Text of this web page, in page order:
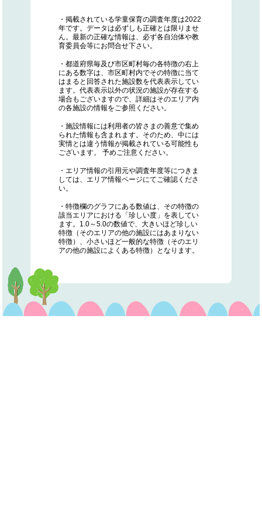
・掲載されている学童保育の調査年度は2022
年です。データは必ずしも正確とは限りませ
ん。最新の正確な情報は、必ず各自治体や教
育委員会等にお問合せ下さい。
・都道府県毎及び市区町村毎の各特徴の右上
にある数字は、市区町村内でその特徴に当て
はまると回答された施設数を代表表示してい
ます。代表表示以外の状況の施設が存在する
場合もございますので、詳細はそのエリア内
の各施設の情報をご参照ください。
・施設情報には利用者の皆さまの善意で集め
られた情報も含まれます。そのため、中には
実情とは違う情報が掲載されている可能性も
ございます。 予めご注意ください。
・エリア情報の引用元や調査年度等につきま
しては、エリア情報ページにてご確認くださ
い。
・特徴欄のグラフにある数値は、その特徴の
該当エリアにおける「珍しい度」を表してい
ます。1.0～5.0の数値で、大きいほど珍しい
特徴（そのエリアの他の施設にはあまりない
特徴）、小さいほど一般的な特徴（そのエリ
アの他の施設によくある特徴）となります。